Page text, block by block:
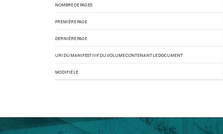
NOMBRE DE PAGES
PREMIÈRE PAGE
DERNIÈRE PAGE
URI DU MANIFEST IIIF DU VOLUME CONTENANT LE DOCUMENT
MODIFIÉ LE